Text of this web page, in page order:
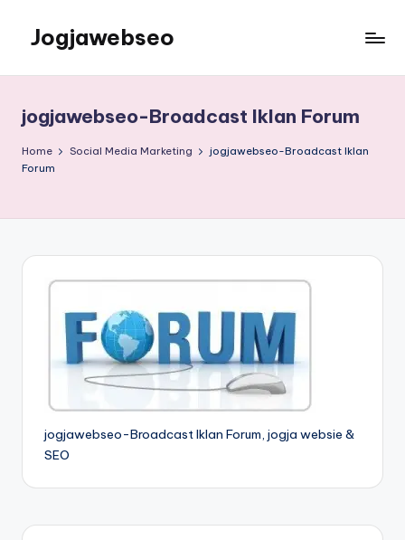
Jogjawebseo
jogjawebseo-Broadcast Iklan Forum
Home Social Media Marketing
jogjawebseo-Broadcast Iklan
Forum
jogjawebseo-Broadcast Iklan Forum, jogja websie &
SEO